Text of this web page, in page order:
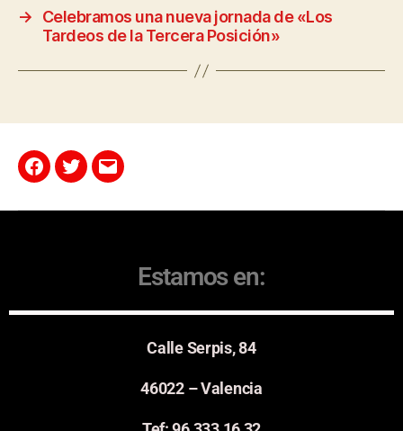
→
Celebramos una nueva jornada de «Los
Tardeos de la Tercera Posición»
Estamos en:
Calle Serpis, 84
46022 – Valencia